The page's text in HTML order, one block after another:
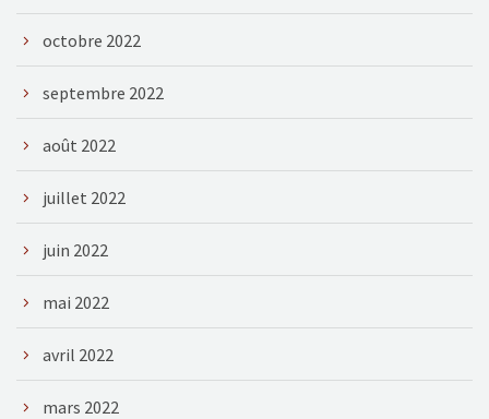
octobre 2022
septembre 2022
août 2022
juillet 2022
juin 2022
mai 2022
avril 2022
mars 2022